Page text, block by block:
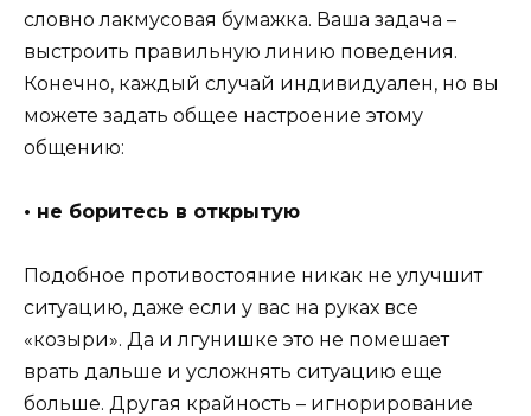
словно лакмусовая бумажка. Ваша задача –
выстроить правильную линию поведения.
Конечно, каждый случай индивидуален, но вы
можете задать общее настроение этому
общению:
• не боритесь в открытую
Подобное противостояние никак не улучшит
ситуацию, даже если у вас на руках все
«козыри». Да и лгунишке это не помешает
врать дальше и усложнять ситуацию еще
больше. Другая крайность – игнорирование